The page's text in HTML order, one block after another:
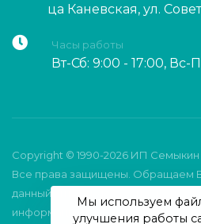
ца Каневская, ул.
Часы работы
Вт-Сб: 9:00 - 17:00,
Copyright © 1990-2026 ИП
Все права защищены. Обращаем
данный интернет-сайт носит
информационный характер и ни
Мы используем
улучшения работы